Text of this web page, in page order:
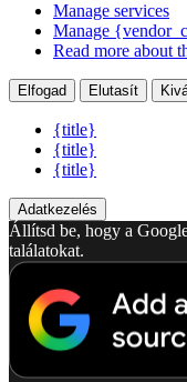
Manage services
Manage
Read more about
Elfogad Elutasít
{title}
{title}
{title}
Adatkezelés
Állítsd be, hogy a
találatokat.